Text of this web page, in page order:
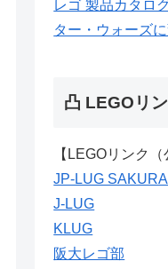
レゴ 製品カタロ
ター・ウォーズ
凸 LEGOリ
【LEGOリンク（
JP-LUG
J-LUG
KLUG
阪大レゴ部